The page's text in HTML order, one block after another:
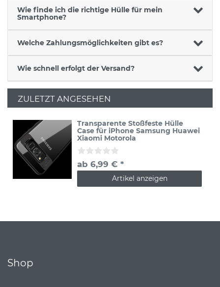
Wie finde ich die richtige Hülle für mein
Smartphone?
Welche Zahlungsmöglichkeiten gibt es?
Wie schnell erfolgt der Versand?
ZULETZT ANGESEHEN
Transparente Stoßfeste Hülle
Case für iPhone Samsung Huawei
Xiaomi Motorola
ab 6,99 € *
Artikel anzeigen
Shop